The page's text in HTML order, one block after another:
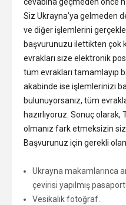
Siz Ukrayna’ya gelmeden
ve diğer işlemlerini
başvurunuzu ilettikten çok
evrakları size elektronik
tüm evrakları tamamlayıp
akabinde ise işlemlerinizi
bulunuyorsanız, tüm
hazırlıyoruz. Sonuç olarak,
olmanız fark etmeksizin
Başvurunuz için gerekli
Ukrayna makamlarınca
çevirisi yapılmış
Vesikalık fotoğraf.